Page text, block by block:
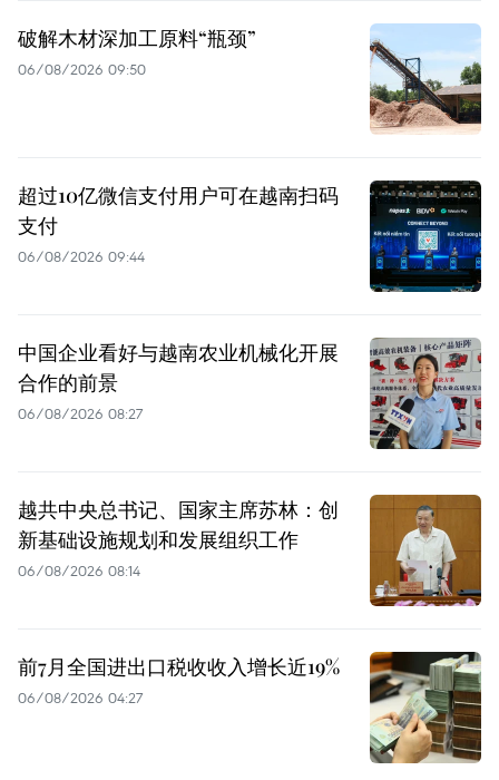
破解木材深加工原料“瓶颈”
06/08/2026 09:50
超过10亿微信支付用户可在越南扫码
支付
06/08/2026 09:44
中国企业看好与越南农业机械化开展
合作的前景
06/08/2026 08:27
越共中央总书记、国家主席苏林：创
新基础设施规划和发展组织工作
06/08/2026 08:14
前7月全国进出口税收收入增长近19%
06/08/2026 04:27